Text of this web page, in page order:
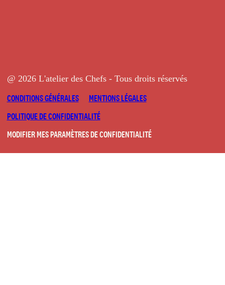
@ 2026 L'atelier des Chefs - Tous droits réservés
CONDITIONS GÉNÉRALES
MENTIONS LÉGALES
POLITIQUE DE CONFIDENTIALITÉ
MODIFIER MES PARAMÈTRES DE CONFIDENTIALITÉ